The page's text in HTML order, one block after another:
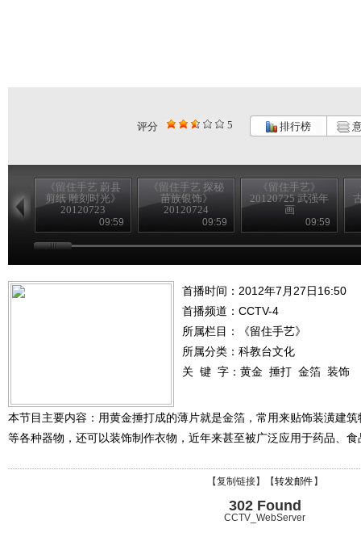
评分 5 排行榜
《留住手艺 蔚县
剪纸 雕刻时光》
20120723
09:59
《留住手艺 探秘
苗族银饰》
20120724
09:59
《留住手艺》
20120725 武强年
画
09:59
首播时间：2012年7月27日16:50
首播频道： CCTV-4
所属栏目：
《留住手艺》
所属分类：科教台文化
关 键 字： 黄金 捶打 金箔 装饰
本节目主要内容：用黄金捶打成的薄片就是金箔，常用来贴饰装潢建
等各种器物，还可以装饰制作衣物，近年来甚至被广泛应用于药品、
【复制链接】【转发邮件 】
302 Found
CCTV_WebServer